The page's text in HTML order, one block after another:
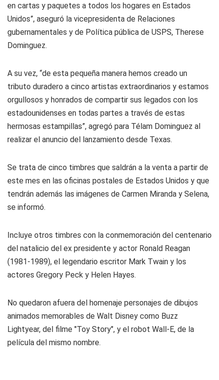
en cartas y paquetes a todos los hogares en Estados
Unidos”, aseguró la vicepresidenta de Relaciones
gubernamentales y de Política pública de USPS, Therese
Dominguez.
A su vez, “de esta pequeña manera hemos creado un
tributo duradero a cinco artistas extraordinarios y estamos
orgullosos y honrados de compartir sus legados con los
estadounidenses en todas partes a través de estas
hermosas estampillas”, agregó para Télam Dominguez al
realizar el anuncio del lanzamiento desde Texas.
Se trata de cinco timbres que saldrán a la venta a partir de
este mes en las oficinas postales de Estados Unidos y que
tendrán además las imágenes de Carmen Miranda y Selena,
se informó.
Incluye otros timbres con la conmemoración del centenario
del natalicio del ex presidente y actor Ronald Reagan
(1981-1989), el legendario escritor Mark Twain y los
actores Gregory Peck y Helen Hayes.
No quedaron afuera del homenaje personajes de dibujos
animados memorables de Walt Disney como Buzz
Lightyear, del filme "Toy Story", y el robot Wall-E, de la
película del mismo nombre.